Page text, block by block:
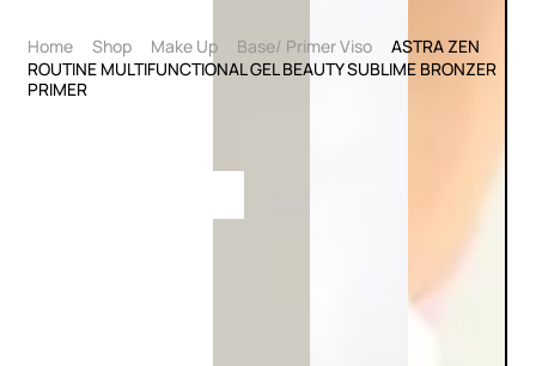
Home Shop Make Up Base/ Primer Viso
ASTRA ZEN
ROUTINE MULTIFUNCTIONAL GEL BEAUTY SUBLIME BRONZER
PRIMER